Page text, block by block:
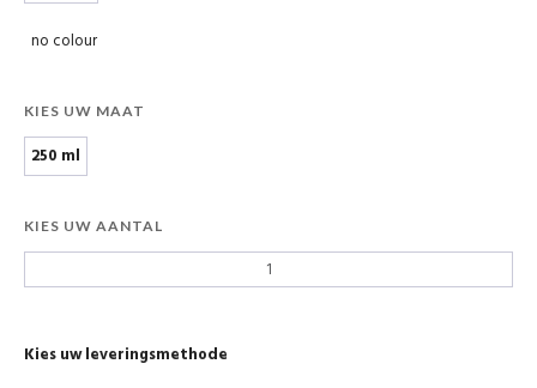
no colour
KIES UW MAAT
250 ml
KIES UW AANTAL
Kies uw leveringsmethode